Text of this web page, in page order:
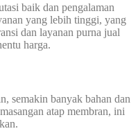
baik dan pengalaman
yang lebih tinggi, yang
dan layanan purna jual
harga.
semakin banyak bahan dan
atap membran, ini